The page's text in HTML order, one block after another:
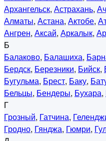
Архангельск, Астрахань,
Алматы, Астана, Актобе,
Ангрен, Аксай, Аркалык,
Б
Балаково, Балашиха,
Бердск, Березники, Бийск,
Бугульма, Брест, Баку,
Бельцы, Бендеры, Бухара,
Г
Грозный, Гатчина,
Гродно, Гянджа, Гюмри,